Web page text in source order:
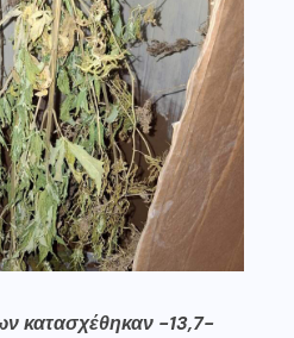
κατασχέθηκαν -13,7-